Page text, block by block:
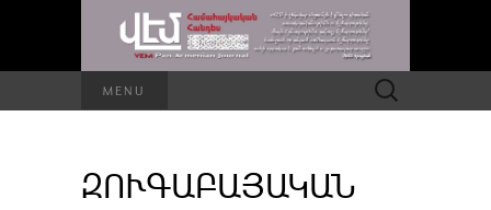
MENU Որոնել՝
ԶՈՒԳԱԲԱՅԱԿԱՆ